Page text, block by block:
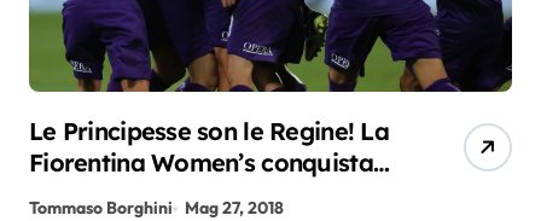
Le Principesse son le Regine! La
Fiorentina Women’s conquista
ancora la Coppa Italia
Tommaso Borghini Mag 27, 2018